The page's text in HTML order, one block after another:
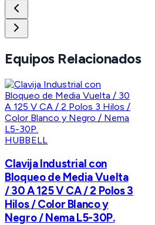
Equipos Relacionados
HUBBELL
Clavija Industrial con
Bloqueo de Media Vuelta
/ 30 A 125 V CA / 2 Polos 3
Hilos / Color Blanco y
Negro / Nema L5-30P.